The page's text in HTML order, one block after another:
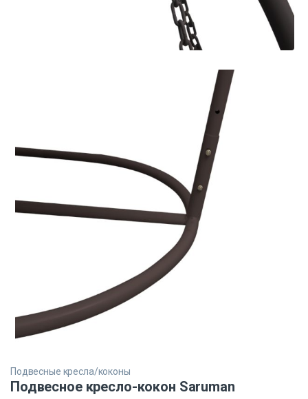
Подвесные кресла/коконы
Подвесное кресло-кокон Saruman